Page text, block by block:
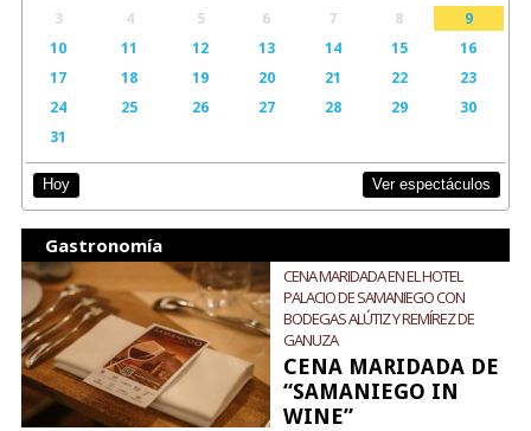
3
4 5 6 7 8
9
10
11 12 13 14 15
16
17
18 19 20 21 22
23
24
25 26 27 28 29
30
31
Hoy Ver espectáculos
Gastronomía
CENA MARIDADA EN EL HOTEL
PALACIO DE SAMANIEGO CON
BODEGAS ALÚTIZ Y REMÍREZ DE
GANUZA
CENA MARIDADA DE
“SAMANIEGO IN
WINE”